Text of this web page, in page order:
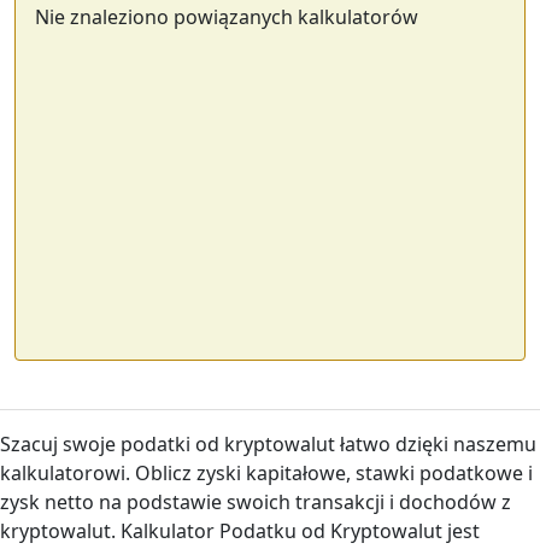
Nie znaleziono powiązanych kalkulatorów
Szacuj swoje podatki od kryptowalut łatwo dzięki naszemu
kalkulatorowi. Oblicz zyski kapitałowe, stawki podatkowe i
zysk netto na podstawie swoich transakcji i dochodów z
kryptowalut. Kalkulator Podatku od Kryptowalut jest